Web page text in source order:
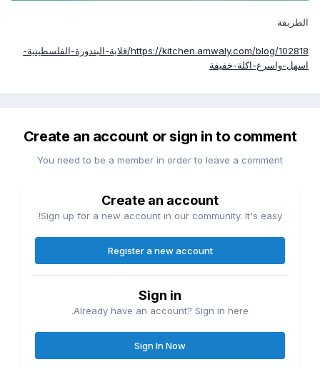
الطريقة
https://kitchen.amwaly.com/blog/102818/قلاية-البندورة-الفلسطينية-
اسهل-واسرع-اكلة-خفيفة
Create an account or sign in to comment
You need to be a member in order to leave a comment
Create an account
Sign up for a new account in our community. It's easy!
Register a new account
Sign in
Already have an account? Sign in here.
Sign In Now